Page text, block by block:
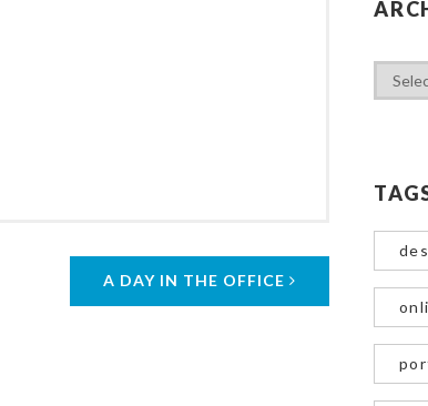
A DAY IN THE OFFICE